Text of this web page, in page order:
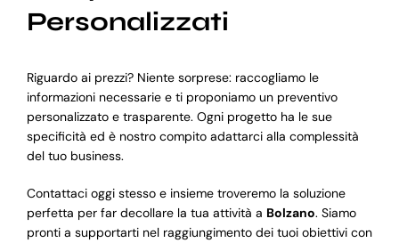
Personalizzati
Riguardo ai prezzi? Niente sorprese: raccogliamo le
informazioni necessarie e ti proponiamo un preventivo
personalizzato e trasparente. Ogni progetto ha le sue
specificità ed è nostro compito adattarci alla complessità
del tuo business.
Contattaci oggi stesso e insieme troveremo la soluzione
perfetta per far decollare la tua attività a Bolzano. Siamo
pronti a supportarti nel raggiungimento dei tuoi obiettivi con